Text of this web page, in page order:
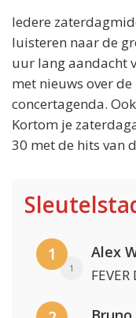
Iedere
luisteren naar de
uur lang aandacht
met nieuws over
concertagenda.
Kortom je
30 met de hits van
1
1
Alex
FEVER